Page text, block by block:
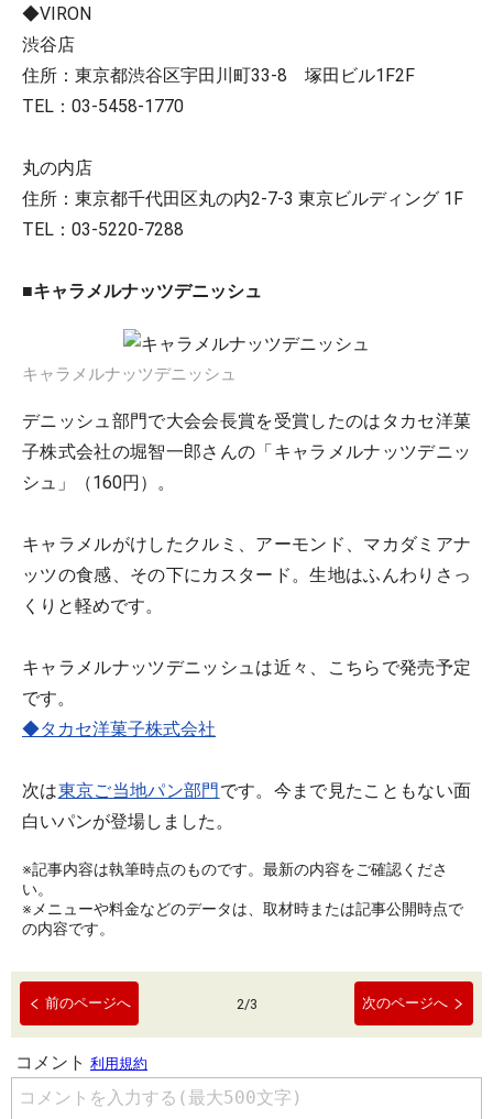
◆VIRON
渋谷店
住所：東京都渋谷区宇田川町33-8 塚田ビル1F2F
TEL：03-5458-1770
丸の内店
住所：東京都千代田区丸の内2-7-3 東京ビルディング 1F
TEL：03-5220-7288
■キャラメルナッツデニッシュ
キャラメルナッツデニッシュ
デニッシュ部門で大会会長賞を受賞したのはタカセ洋菓
子株式会社の堀智一郎さんの「キャラメルナッツデニッ
シュ」（160円）。
キャラメルがけしたクルミ、アーモンド、マカダミアナ
ッツの食感、その下にカスタード。生地はふんわりさっ
くりと軽めです。
キャラメルナッツデニッシュは近々、こちらで発売予定
です。
◆タカセ洋菓子株式会社
次は東京ご当地パン部門です。今まで見たこともない面
白いパンが登場しました。
※記事内容は執筆時点のものです。最新の内容をご確認くださ
い。
※メニューや料金などのデータは、取材時または記事公開時点で
の内容です。
前のページへ 2/3 次のページへ